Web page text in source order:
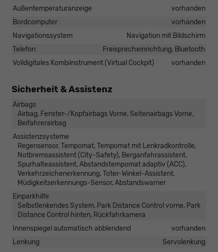
Außentemperaturanzeige
vorhanden
Bordcomputer
vorhanden
Navigationssystem
Navigation mit Bildschirm
Telefon
Freisprecheinrichtung, Bluetooth
Volldigitales Kombiinstrument (Virtual Cockpit)
vorhanden
Sicherheit & Assistenz
Airbags
Airbag, Fenster-/Kopfairbags Vorne, Seitenairbags Vorne,
Beifahrerairbag
Assistenzsysteme
Regensensor, Tempomat, Tempomat mit Lenkradkontrolle,
Notbremsassistent (City-Safety), Berganfahrassistent,
Spurhalteassistent, Abstandstempomat adaptiv (ACC),
Verkehrzeichenerkennung, Toter-Winkel-Assistent,
Müdigkeitserkennungs-Sensor, Abstandswarner
Einparkhilfe
Selbstlenkendes System, Park Distance Control vorne, Park
Distance Control hinten, Rückfahrkamera
Innenspiegel automatisch abblendend
vorhanden
Lenkung
Servolenkung